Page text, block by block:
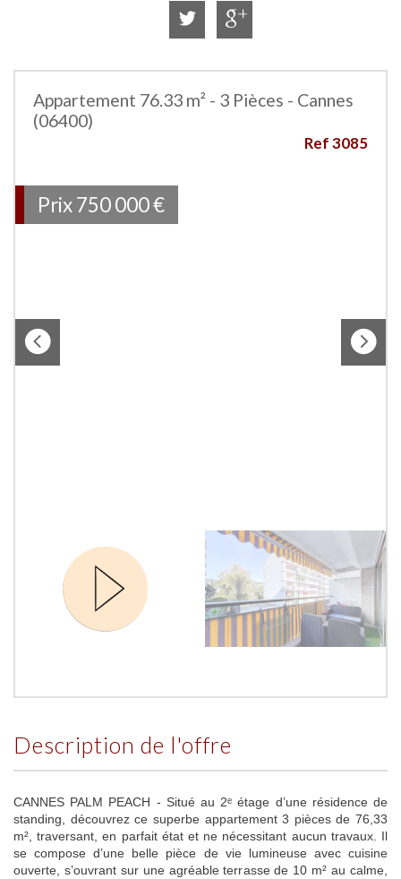
Appartement 76.33 m² - 3 Pièces - Cannes
(06400)
Ref 3085
Prix750 000€
description de l'offre
CANNES PALM PEACH - Situé au 2ᵉ étage d’une résidence de
standing, découvrez ce superbe appartement 3 pièces de 76,33
m², traversant, en parfait état et ne nécessitant aucun travaux. Il
se compose d’une belle pièce de vie lumineuse avec cuisine
ouverte, s’ouvrant sur une agréable terrasse de 10 m² au calme,